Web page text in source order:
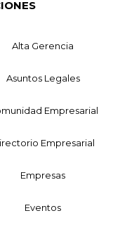
Alta Gerencia
Asuntos Legales
Empresarial
Empresarial
Empresas
Eventos